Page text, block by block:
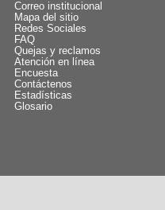
Correo institucional
Mapa del sitio
Redes Sociales
FAQ
Quejas y reclamos
Atención en línea
Encuesta
Contáctenos
Estadísticas
Glosario